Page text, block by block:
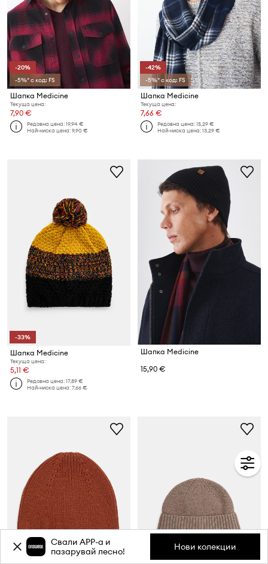
-20%
-5%* с код: FS
Шапка Medicine
Текуща цена:
7,90 €
Редовна цена:19,94 €
Най-ниска цена:9,90 €
-42%
-5%* с код: FS
Шапка Medicine
Текуща цена:
7,66 €
Редовна цена:15,29 €
Най-ниска цена:13,29 €
-33%
Шапка Medicine
Текуща цена:
5,11 €
Редовна цена:17,89 €
Най-ниска цена:7,66 €
Шапка Medicine
15,90 €
Свали APP-a и
пазарувай лесно!
Нови колекции